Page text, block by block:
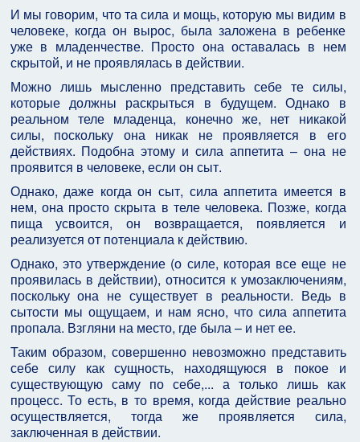
И мы говорим, что та сила и мощь, которую мы видим в
человеке, когда он вырос, была заложена в ребенке
уже в младенчестве. Просто она оставалась в нем
скрытой, и не проявлялась в действии.
Можно лишь мысленно представить себе те силы,
которые должны раскрыться в будущем. Однако в
реальном теле младенца, конечно же, нет никакой
силы, поскольку она никак не проявляется в его
действиях. Подобна этому и сила аппетита – она не
проявится в человеке, если он сыт.
Однако, даже когда он сыт, сила аппетита имеется в
нем, она просто скрыта в теле человека. Позже, когда
пища усвоится, он возвращается, появляется и
реализуется от потенциала к действию.
Однако, это утверждение (о силе, которая все еще не
проявилась в действии), относится к умозаключениям,
поскольку она не существует в реальности. Ведь в
сытости мы ощущаем, и нам ясно, что сила аппетита
пропала. Взгляни на место, где была – и нет ее.
Таким образом, совершенно невозможно представить
себе силу как сущность, находящуюся в покое и
существующую саму по себе,... а только лишь как
процесс. То есть, в то время, когда действие реально
осуществляется, тогда же проявляется сила,
заключенная в действии.